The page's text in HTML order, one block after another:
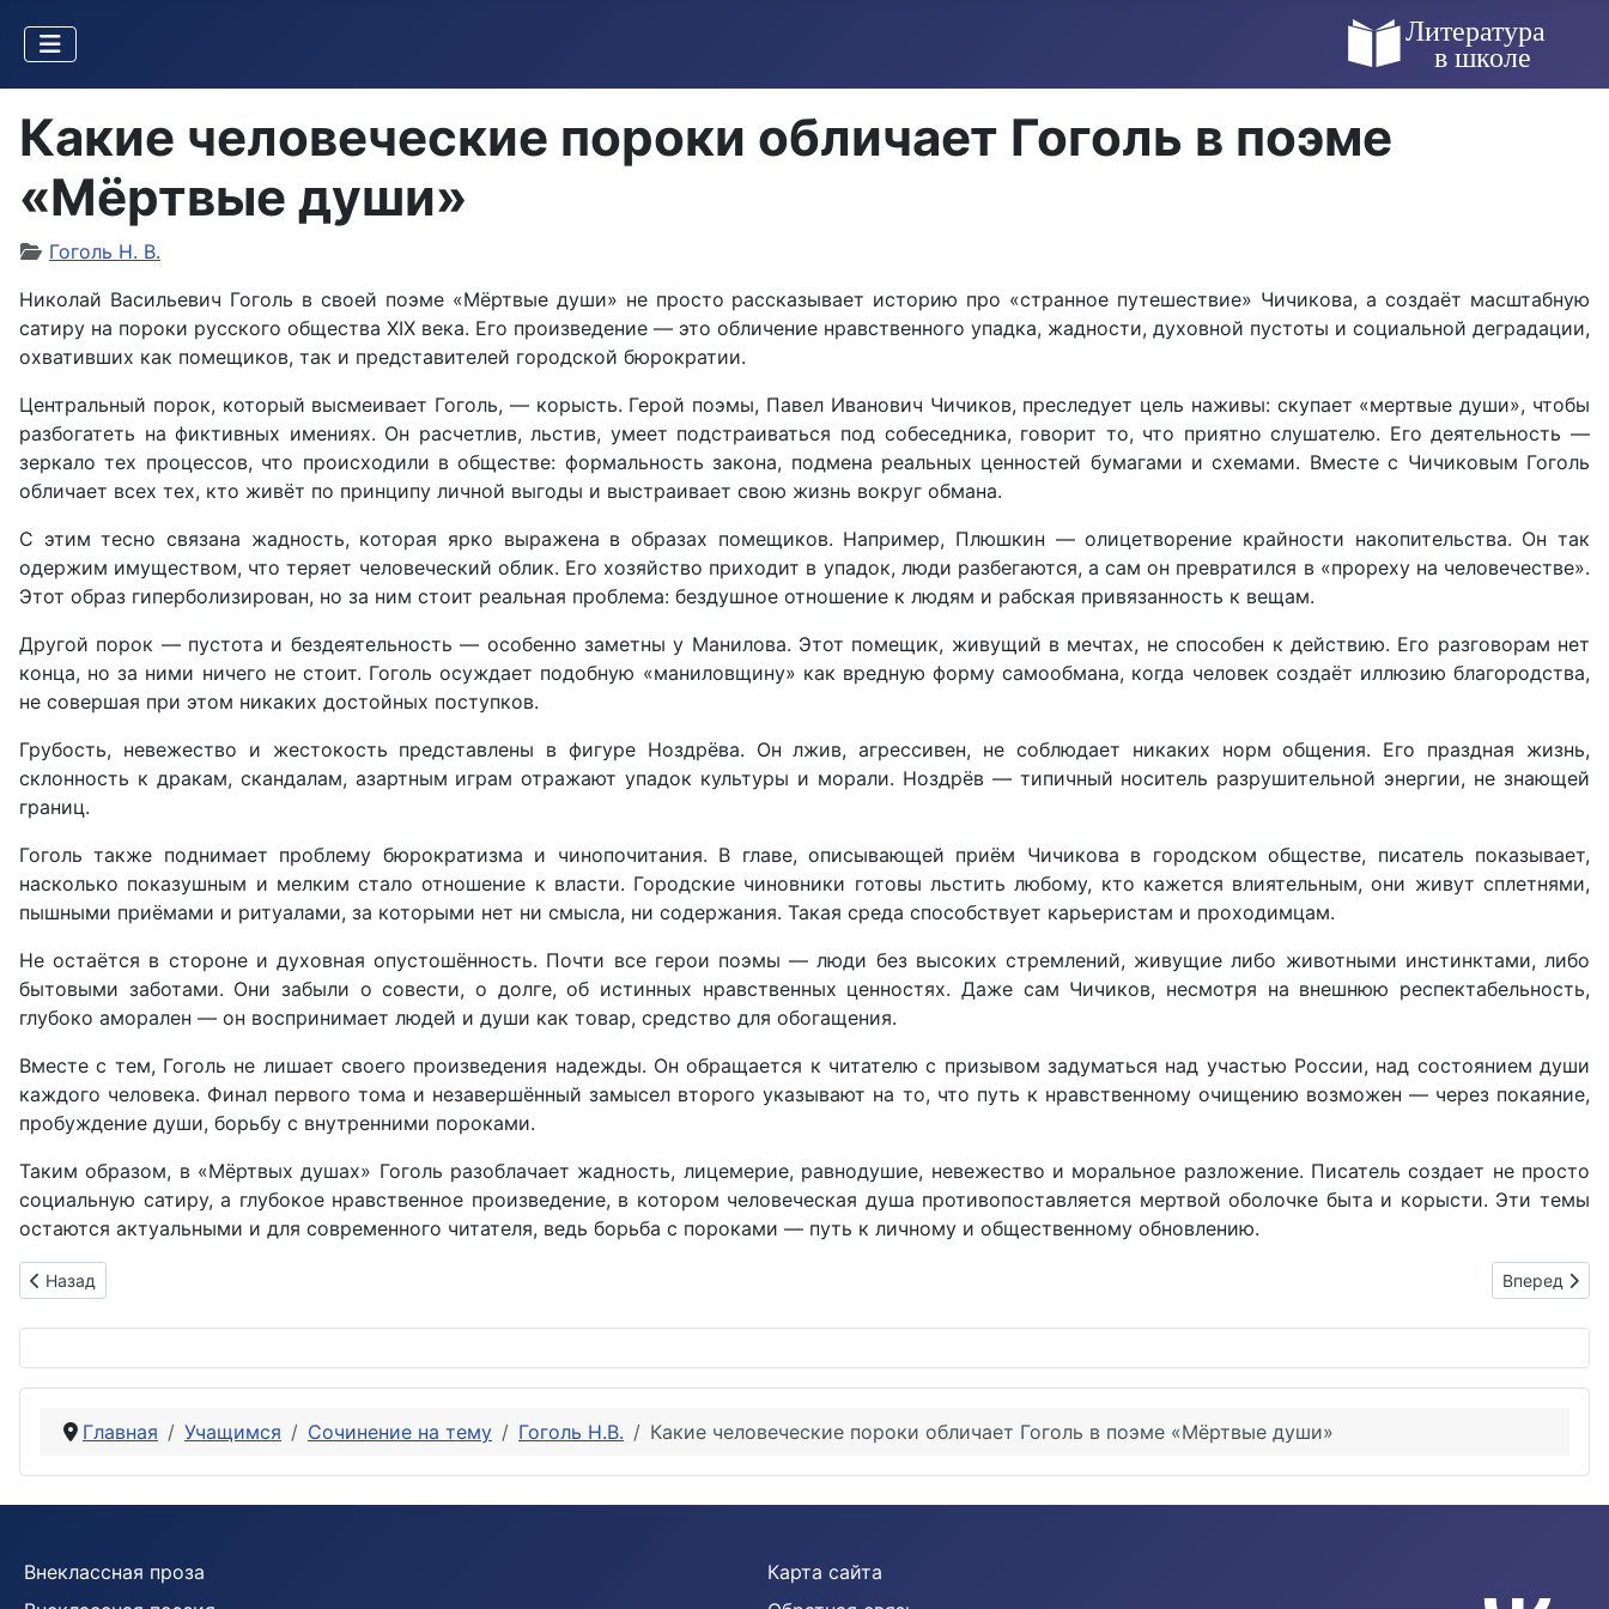
Какие человеческие пороки обличает Гоголь в поэме
«Мёртвые души»
Гоголь Н. В.
Николай Васильевич Гоголь в своей поэме «Мёртвые души» не просто рассказывает историю про «странное путешествие» Чичикова, а создаёт масштабную
сатиру на пороки русского общества XIX века. Его произведение — это обличение нравственного упадка, жадности, духовной пустоты и социальной деградации,
охвативших как помещиков, так и представителей городской бюрократии.
Центральный порок, который высмеивает Гоголь, — корысть. Герой поэмы, Павел Иванович Чичиков, преследует цель наживы: скупает «мертвые души», чтобы
разбогатеть на фиктивных имениях. Он расчетлив, льстив, умеет подстраиваться под собеседника, говорит то, что приятно слушателю. Его деятельность —
зеркало тех процессов, что происходили в обществе: формальность закона, подмена реальных ценностей бумагами и схемами. Вместе с Чичиковым Гоголь
обличает всех тех, кто живёт по принципу личной выгоды и выстраивает свою жизнь вокруг обмана.
С этим тесно связана жадность, которая ярко выражена в образах помещиков. Например, Плюшкин — олицетворение крайности накопительства. Он так
одержим имуществом, что теряет человеческий облик. Его хозяйство приходит в упадок, люди разбегаются, а сам он превратился в «прореху на человечестве».
Этот образ гиперболизирован, но за ним стоит реальная проблема: бездушное отношение к людям и рабская привязанность к вещам.
Другой порок — пустота и бездеятельность — особенно заметны у Манилова. Этот помещик, живущий в мечтах, не способен к действию. Его разговорам нет
конца, но за ними ничего не стоит. Гоголь осуждает подобную «маниловщину» как вредную форму самообмана, когда человек создаёт иллюзию благородства,
не совершая при этом никаких достойных поступков.
Грубость, невежество и жестокость представлены в фигуре Ноздрёва. Он лжив, агрессивен, не соблюдает никаких норм общения. Его праздная жизнь,
склонность к дракам, скандалам, азартным играм отражают упадок культуры и морали. Ноздрёв — типичный носитель разрушительной энергии, не знающей
границ.
Гоголь также поднимает проблему бюрократизма и чинопочитания. В главе, описывающей приём Чичикова в городском обществе, писатель показывает,
насколько показушным и мелким стало отношение к власти. Городские чиновники готовы льстить любому, кто кажется влиятельным, они живут сплетнями,
пышными приёмами и ритуалами, за которыми нет ни смысла, ни содержания. Такая среда способствует карьеристам и проходимцам.
Не остаётся в стороне и духовная опустошённость. Почти все герои поэмы — люди без высоких стремлений, живущие либо животными инстинктами, либо
бытовыми заботами. Они забыли о совести, о долге, об истинных нравственных ценностях. Даже сам Чичиков, несмотря на внешнюю респектабельность,
глубоко аморален — он воспринимает людей и души как товар, средство для обогащения.
Вместе с тем, Гоголь не лишает своего произведения надежды. Он обращается к читателю с призывом задуматься над участью России, над состоянием души
каждого человека. Финал первого тома и незавершённый замысел второго указывают на то, что путь к нравственному очищению возможен — через покаяние,
пробуждение души, борьбу с внутренними пороками.
Таким образом, в «Мёртвых душах» Гоголь разоблачает жадность, лицемерие, равнодушие, невежество и моральное разложение. Писатель создает не просто
социальную сатиру, а глубокое нравственное произведение, в котором человеческая душа противопоставляется мертвой оболочке быта и корысти. Эти темы
остаются актуальными и для современного читателя, ведь борьба с пороками — путь к личному и общественному обновлению.
Предыдущий: Каким предстает мир чиновничества в комедии «Ревизор»
Назад Следующий:
Вперед
Главная Учащимся Сочинение на тему Гоголь Н.В. Какие человеческие пороки обличает Гоголь в поэме «Мёртвые души»
Внеклассная проза
Карта сайта